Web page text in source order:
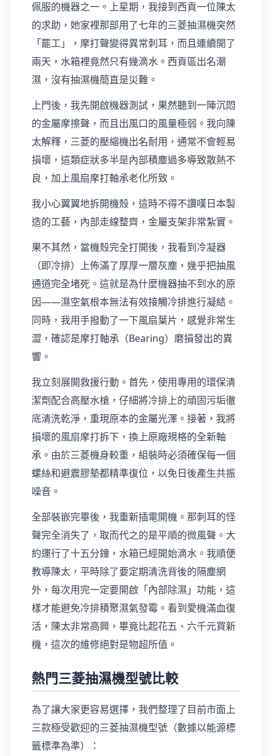
佩服的機器之一。上星期，我接到西貢一位陳太
的求助，她家裡那部用了七年的三菱抽濕機突然
「罷工」，摩打聲變得異常刺耳，而且連續開了
兩天，水箱裡竟然只有幾滴水。西貢區出名潮
濕，沒有抽濕機簡直是災難。
上門後，我先開啟機器測試，果然聽到一陣沉悶
的金屬摩擦聲，而且出風口的風量極弱。我向陳
太解釋，三菱的壓縮機出名耐用，通常不會輕易
損壞，這類症狀多半是內部積塵過多導致散熱不
良，加上風扇摩打軸承老化所致。
我小心翼翼地拆開機殼，這時不得不讚嘆日本製
造的工藝，內部走線整齊，金屬支架非常紮實。
果不其然，當機殼完全打開後，我看到冷凝器
（即冷排）上佈滿了厚厚一層灰塵，幾乎把抽風
通道完全堵死。這就是為什麼機器抽不到水的原
因——濕空氣根本無法有效接觸冷排進行凝結。
同時，我用手撥動了一下風扇葉片，感覺非常生
澀，確認是摩打軸承（Bearing）磨損發出的異
響。
我立刻展開救援行動。首先，使用專用的環保清
潔劑配合高壓水槍，仔細將冷排上的頑固污垢徹
底清洗乾淨，重現原本的金屬光澤。接著，我將
損壞的風扇摩打拆下，換上原廠規格的全新軸
承。由於三菱機身較重，組裝時必須確保每一個
螺絲和避震膠墊都精準復位，以免日後產生共振
噪音。
全部裝嵌完畢後，我重新插電開機。那刺耳的怪
聲完全消失了，取而代之的是平順的微風聲。大
約運行了十五分鐘，水箱已經開始滴水。我順便
教導陳太，平時除了要定期清洗背後的隔塵網
外，每次用完一定要開啟「內部除濕」功能，這
樣才能避免冷排積聚濕氣發霉。看到愛機滿血復
活，陳太非常高興，畢竟比起花五、六千元買新
機，這次的維修絕對是物超所值。
熱門三菱抽濕機型號比較
為了讓大家更容易選擇，我們整理了目前市面上
三款極受歡迎的三菱抽濕機型號（數據以能源標
籤標準為準）：